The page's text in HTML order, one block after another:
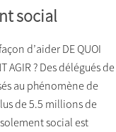
social
d’aider DE QUOI
AGIR ? Des délégués de
au phénomène de
de 5.5 millions de
social est